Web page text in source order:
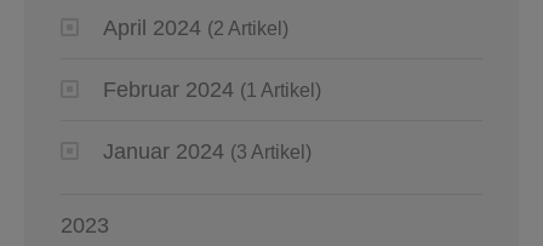
April 2024 (2 Artikel)
Februar 2024 (1 Artikel)
Januar 2024 (3 Artikel)
2023